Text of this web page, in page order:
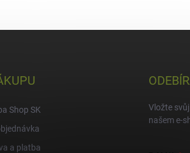
Shop SK
a platba
Vložte
našem e-